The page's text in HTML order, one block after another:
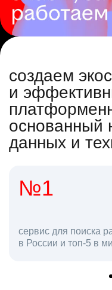
создаем
и
основанный
данных и
4,5
средняя оценка